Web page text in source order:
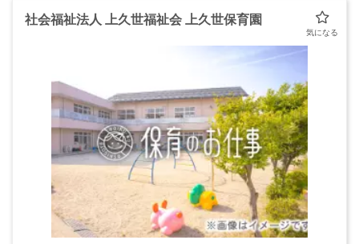
社会福祉法人 上久世福祉会 上久世保育園